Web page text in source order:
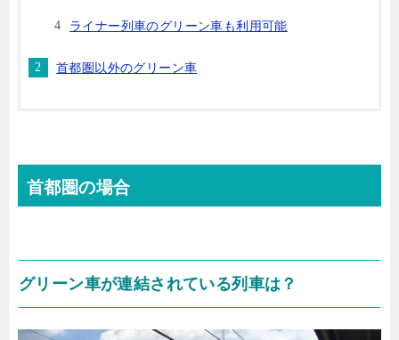
ライナー列車のグリーン車も利用可能
首都圏以外のグリーン車
首都圏の場合
グリーン車が連結されている列車は？